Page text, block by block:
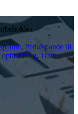
, Pedalspande til
, Træk